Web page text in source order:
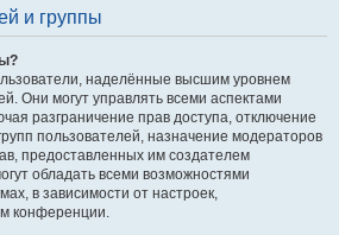
и группы
наделённые высшим уровнем
Они могут управлять всеми аспектами
разграничение прав доступа, отключение
пользователей, назначение модераторов
предоставленных им создателем
обладать всеми возможностями
в зависимости от настроек,
конференции.